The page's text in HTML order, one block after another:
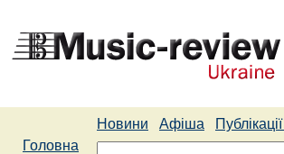
Новини Афіша Публікації
Головна